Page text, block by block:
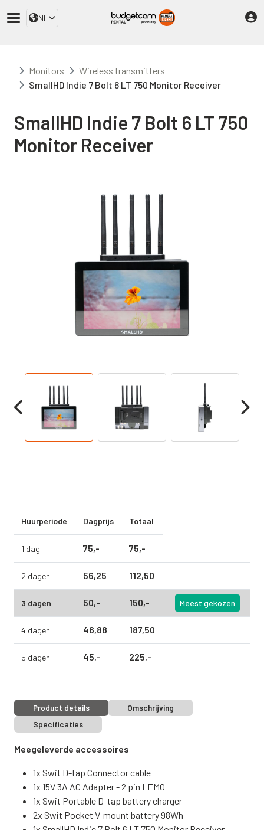
NL
Monitors
Wireless transmitters
SmallHD Indie 7 Bolt 6 LT 750 Monitor Receiver
SmallHD Indie 7 Bolt 6 LT 750
Monitor Receiver
Huurperiode Dagprijs Totaal
1 dag 75,- 75,-
2 dagen 56,25 112,50
3 dagen 50,- 150,- Meest gekozen
4 dagen 46,88 187,50
5 dagen 45,- 225,-
Product details
Omschrijving
Specificaties
Meegeleverde accessoires
1x Swit D-tap Connector cable
1x 15V 3A AC Adapter - 2 pin LEMO
1x Swit Portable D-tap battery charger
2x Swit Pocket V-mount battery 98Wh